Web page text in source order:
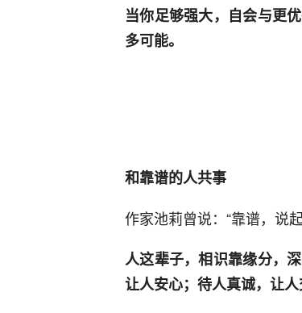
当你足够强大，自会与更
多可能。
和靠谱的人共事
作家池莉曾说：“靠谱，说
人这辈子，相识靠缘分，
让人安心；待人真诚，让人